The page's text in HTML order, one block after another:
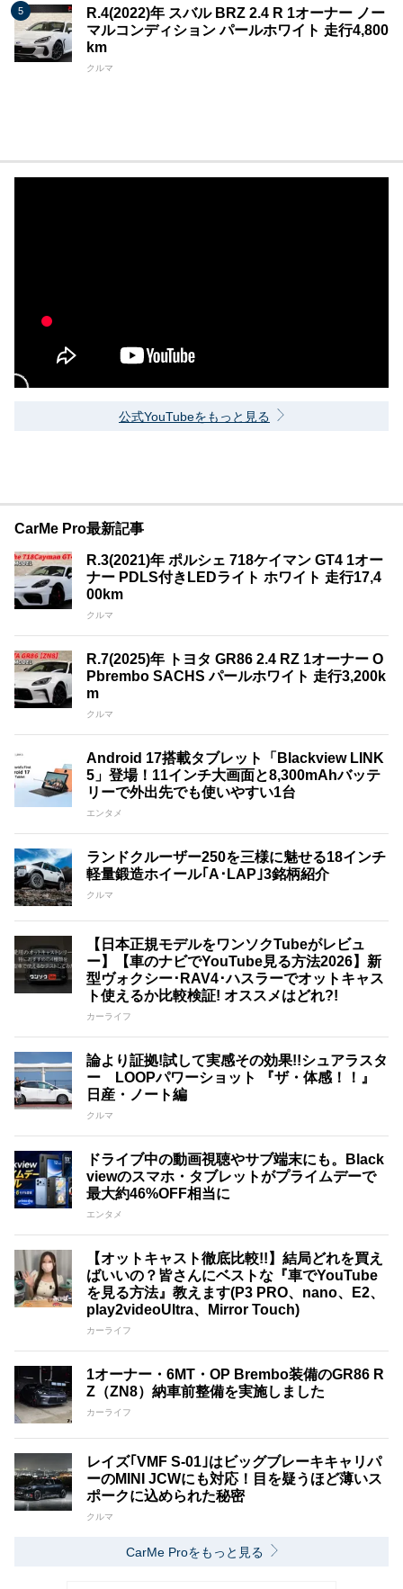
R.4(2022)年 スバル BRZ 2.4 R 1オーナー ノー
マルコンディション パールホワイト 走行4,800
km
クルマ
公式YouTubeをもっと見る
CarMe Pro最新記事
R.3(2021)年 ポルシェ 718ケイマン GT4 1オー
ナー PDLS付きLEDライト ホワイト 走行17,4
00km
クルマ
R.7(2025)年 トヨタ GR86 2.4 RZ 1オーナー O
Pbrembo SACHS パールホワイト 走行3,200k
m
クルマ
Android 17搭載タブレット「Blackview LINK
5」登場！11インチ大画面と8,300mAhバッテ
リーで外出先でも使いやすい1台
エンタメ
ランドクルーザー250を三様に魅せる18インチ
軽量鍛造ホイール｢A･LAP｣3銘柄紹介
クルマ
【日本正規モデルをワンソクTubeがレビュ
ー】【車のナビでYouTube見る方法2026】新
型ヴォクシー･RAV4･ハスラーでオットキャス
ト使えるか比較検証! オススメはどれ?!
カーライフ
論より証拠!試して実感その効果!!シュアラスタ
ー LOOPパワーショット 『ザ・体感！！』
日産・ノート編
クルマ
ドライブ中の動画視聴やサブ端末にも。Black
viewのスマホ・タブレットがプライムデーで
最大約46%OFF相当に
エンタメ
【オットキャスト徹底比較!!】結局どれを買え
ばいいの？皆さんにベストな『車でYouTube
を見る方法』教えます(P3 PRO、nano、E2、
play2videoUltra、Mirror Touch)
カーライフ
1オーナー・6MT・OP Brembo装備のGR86 R
Z（ZN8）納車前整備を実施しました
カーライフ
レイズ｢VMF S-01｣はビッグブレーキキャリパ
ーのMINI JCWにも対応！目を疑うほど薄いス
ポークに込められた秘密
クルマ
CarMe Proをもっと見る